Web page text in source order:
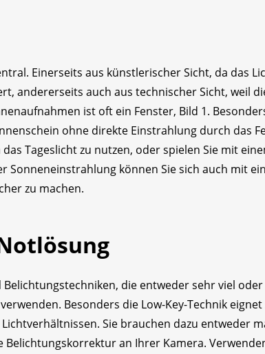
Einerseits aus künstlerischer Sicht, da das
andererseits auch aus technischer Sicht, weil
ist oft ein Fenster, Bild 1.
ohne direkte Einstrahlung durch das
Tageslicht zu nutzen, oder spielen Sie mit
Sonneneinstrahlung können Sie sich auch mit
zu machen.
Belichtungstechniken, die entweder sehr viel
Besonders die Low-Key-Technik
Sie brauchen dazu entweder
an Ihrer Kamera.